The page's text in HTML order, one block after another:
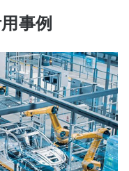
事例